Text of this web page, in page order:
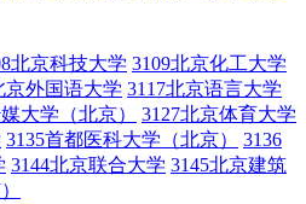
北京科技大学 3109北京化工大学
京外国语大学 3117北京语言大学
大学（北京）
3127北京体育大学
3135首都医科大学（北京）
3136
3144北京联合大学 3145北京建筑